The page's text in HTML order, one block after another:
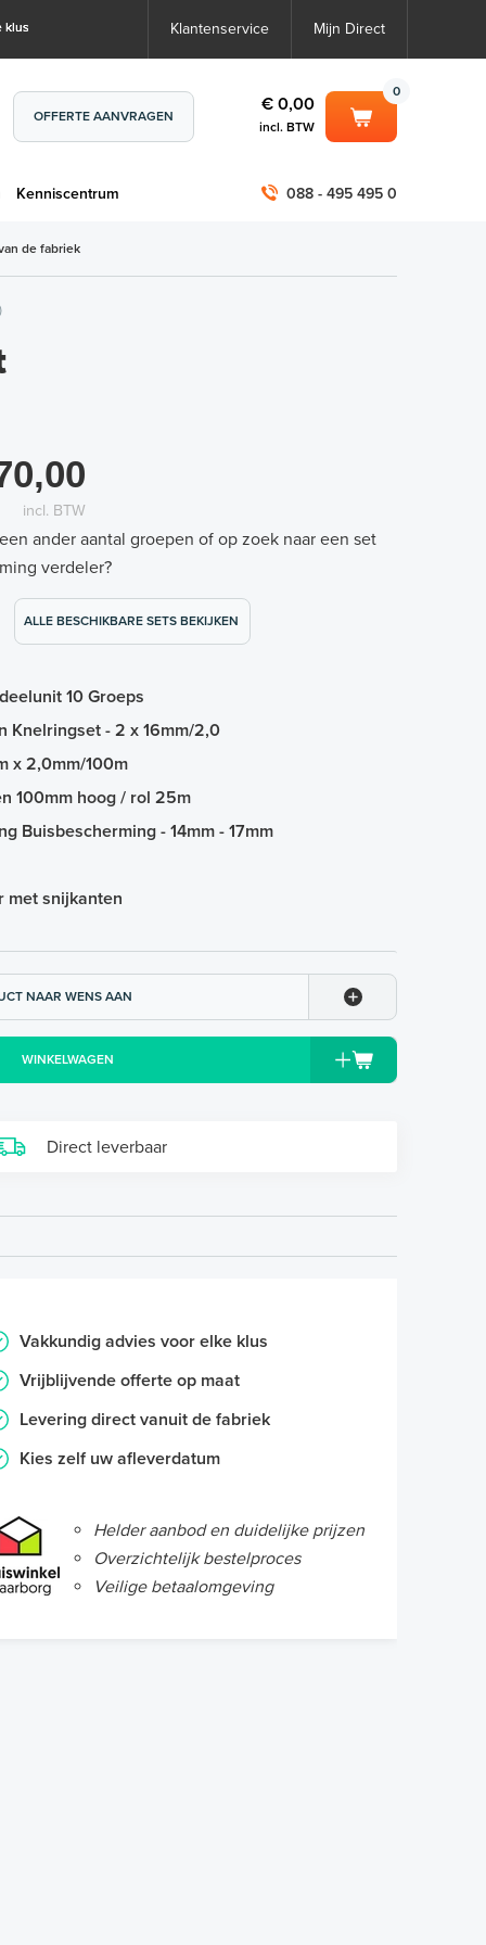
klus Klantenservice Mijn Direct
OFFERTE AANVRAGEN
0
€ 0,00
incl. BTW
Kenniscentrum
€ 0,00 088 - 495 495 0
de fabriek
incl. BTW
ander aantal groepen of op zoek naar een set
verdeler?
ALLE BESCHIKBARE SETS BEKIJKEN
10 Groeps
Knelringset - 2 x 16mm/2,0
x 2,0mm/100m
100mm hoog / rol 25m
Buisbescherming - 14mm - 17mm
met snijkanten
NAAR WENS AAN
WINKELWAGEN
Direct leverbaar
Vakkundig advies voor elke klus
Vrijblijvende offerte op maat
Levering direct vanuit de fabriek
Kies zelf uw afleverdatum
Helder aanbod en duidelijke prijzen
Overzichtelijk bestelproces
Veilige betaalomgeving